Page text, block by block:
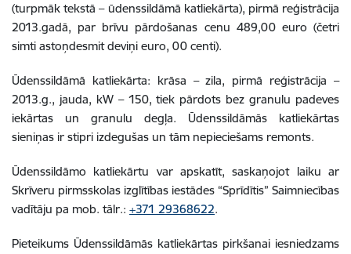
(turpmāk tekstā – ūdenssildāmā katliekārta), pirmā reģistrācija
2013.gadā, par brīvu pārdošanas cenu 489,00 euro (četri
simti astoņdesmit deviņi euro, 00 centi).
Ūdenssildāmā katliekārta: krāsa – zila, pirmā reģistrācija –
2013.g., jauda, kW – 150, tiek pārdots bez granulu padeves
iekārtas un granulu degļa. Ūdenssildāmās katliekārtas
sieniņas ir stipri izdegušas un tām nepieciešams remonts.
Ūdenssildāmo katliekārtu var apskatīt, saskaņojot laiku ar
Skrīveru pirmsskolas izglītības iestādes “Sprīdītis” Saimniecības
vadītāju pa mob. tālr.: +371 29368622.
Pieteikums Ūdenssildāmās katliekārtas pirkšanai iesniedzams